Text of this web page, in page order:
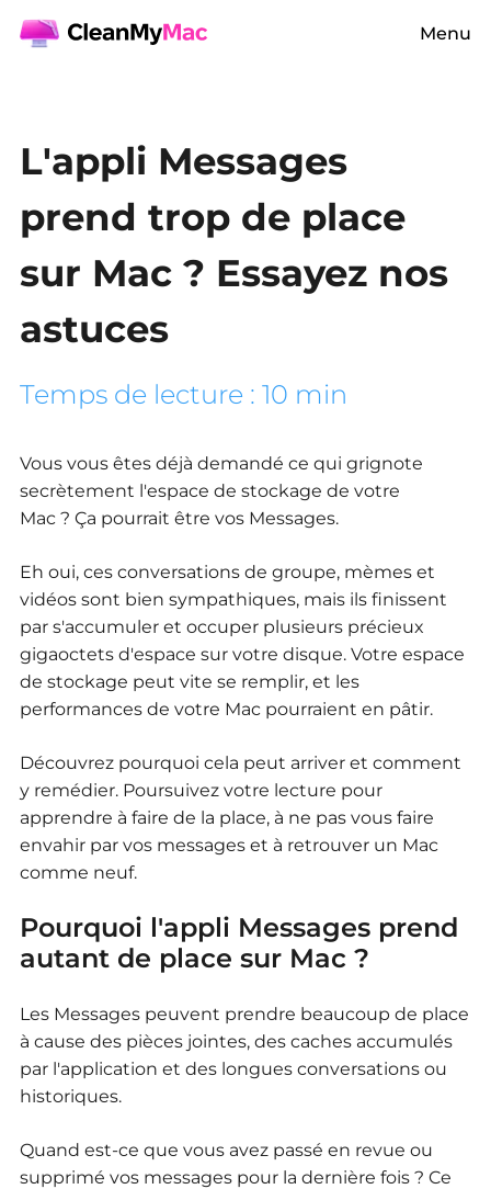
Menu
L'appli Messages
prend trop de place
sur Mac ? Essayez nos
astuces
Temps de lecture : 10 min
Vous vous êtes déjà demandé ce qui grignote
secrètement l'espace de stockage de votre
Mac ? Ça pourrait être vos Messages.
Eh oui, ces conversations de groupe, mèmes et
vidéos sont bien sympathiques, mais ils finissent
par s'accumuler et occuper plusieurs précieux
gigaoctets d'espace sur votre disque. Votre espace
de stockage peut vite se remplir, et les
performances de votre Mac pourraient en pâtir.
Découvrez pourquoi cela peut arriver et comment
y remédier. Poursuivez votre lecture pour
apprendre à faire de la place, à ne pas vous faire
envahir par vos messages et à retrouver un Mac
comme neuf.
Pourquoi l'appli Messages prend
autant de place sur Mac ?
Les Messages peuvent prendre beaucoup de place
à cause des pièces jointes, des caches accumulés
par l'application et des longues conversations ou
historiques.
Quand est-ce que vous avez passé en revue ou
supprimé vos messages pour la dernière fois ? Ce